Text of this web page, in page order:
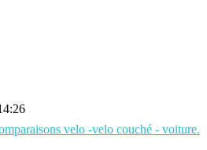
velo -velo couché - voiture.